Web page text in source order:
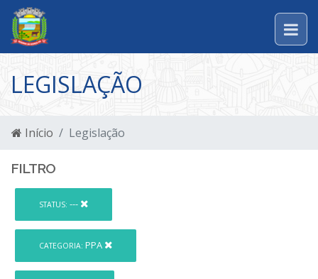
LEGISLAÇÃO
Início Legislação
FILTRO
STATUS: ---
CATEGORIA: PPA